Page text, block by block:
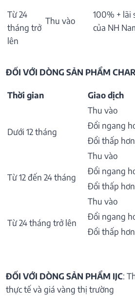
Từ 24
tháng trở
lên
Thu vào
100% + lãi
của NH
ĐỐI VỚI DÒNG SẢN PHẨM
Thời gian Giao dịch
Dưới 12 tháng
Thu vào
Đổi ngang
Đổi thấp hơn
Từ 12 đến 24 tháng
Thu vào
Đổi ngang
Đổi thấp hơn
Từ 24 tháng trở lên
Thu vào
Đổi ngang
Đổi thấp hơn
ĐỐI VỚI DÒNG SẢN PHẨM IJC:
thực tế và giá vàng thị trường